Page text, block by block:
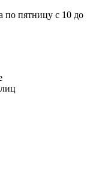
по пятницу с 10 до